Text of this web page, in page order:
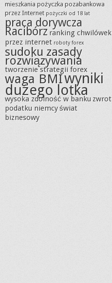
mieszkania pożyczka pozabankowa
przez Internet pożyczki od 18 lat
praca dorywcza
Racibórz ranking chwilówek
przez internet roboty forex
sudoku zasady
rozwiązywania
tworzenie strategii forex
waga BMIwyniki
dużego lotka
wysoka zdolność w banku zwrot
podatku niemcyświat
biznesowy